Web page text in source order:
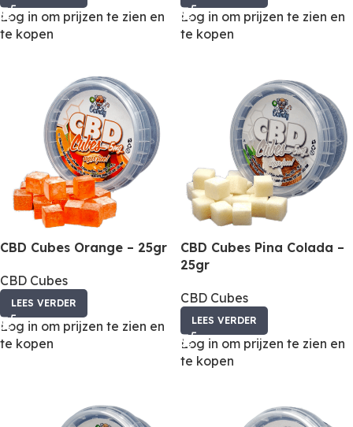
Log in om prijzen te zien en
te kopen
Log in om prijzen te zien en
te kopen
CBD Cubes Orange – 25gr
CBD Cubes
LEES VERDER
Log in om prijzen te zien en
te kopen
CBD Cubes Pina Colada –
25gr
CBD Cubes
LEES VERDER
Log in om prijzen te zien en
te kopen